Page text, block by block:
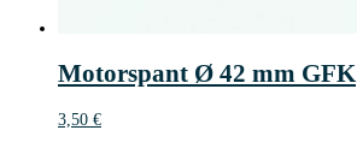
Motorspant Ø 42 mm GFK
3,50 €